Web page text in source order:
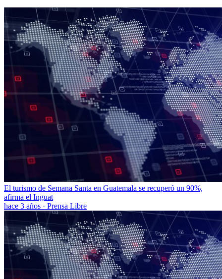
El turismo de Semana Santa en Guatemala se recuperó un 90%,
afirma el Inguat
hace 3 años · Prensa Libre